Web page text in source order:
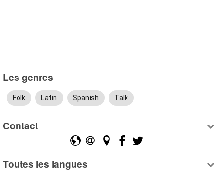
Les genres
Folk Latin Spanish Talk
Contact
Toutes les langues